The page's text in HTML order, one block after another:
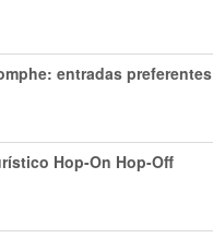
entradas preferentes
Hop-On Hop-Off